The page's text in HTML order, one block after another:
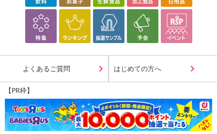
よくあるご質問 はじめての方へ
【PR枠】